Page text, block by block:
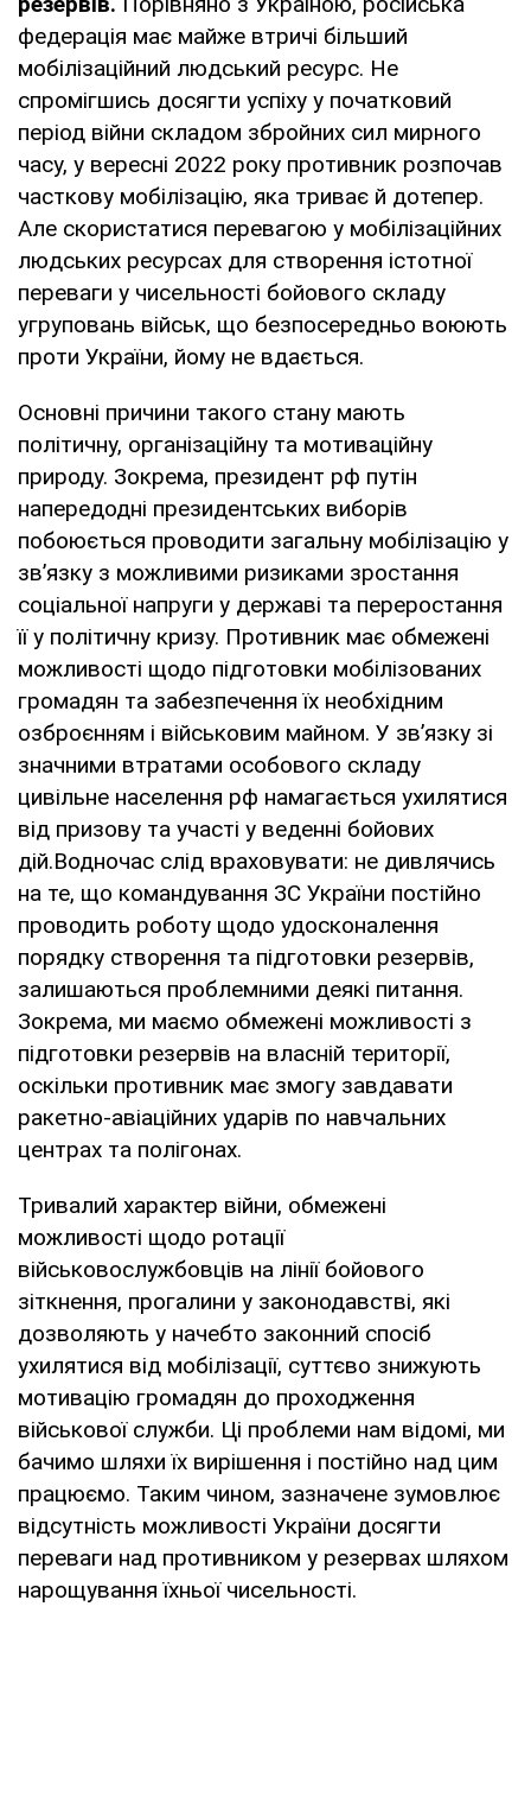
федерація має майже втричі більший
мобілізаційний людський ресурс. Не
спромігшись досягти успіху у початковий
період війни складом збройних сил мирного
часу, у вересні 2022 року противник розпочав
часткову мобілізацію, яка триває й дотепер.
Але скористатися перевагою у мобілізаційних
людських ресурсах для створення істотної
переваги у чисельності бойового складу
угруповань військ, що безпосередньо воюють
проти України, йому не вдається.
Основні причини такого стану мають
політичну, організаційну та мотиваційну
природу. Зокрема, президент рф путін
напередодні президентських виборів
побоюється проводити загальну мобілізацію у
зв’язку з можливими ризиками зростання
соціальної напруги у державі та переростання
її у політичну кризу. Противник має обмежені
можливості щодо підготовки мобілізованих
громадян та забезпечення їх необхідним
озброєнням і військовим майном. У зв’язку зі
значними втратами особового складу
цивільне населення рф намагається ухилятися
від призову та участі у веденні бойових
дій.Водночас слід враховувати: не дивлячись
на те, що командування ЗС України постійно
проводить роботу щодо удосконалення
порядку створення та підготовки резервів,
залишаються проблемними деякі питання.
Зокрема, ми маємо обмежені можливості з
підготовки резервів на власній території,
оскільки противник має змогу завдавати
ракетно-авіаційних ударів по навчальних
центрах та полігонах.
Тривалий характер війни, обмежені
можливості щодо ротації
військовослужбовців на лінії бойового
зіткнення, прогалини у законодавстві, які
дозволяють у начебто законний спосіб
ухилятися від мобілізації, суттєво знижують
мотивацію громадян до проходження
військової служби. Ці проблеми нам відомі, ми
бачимо шляхи їх вирішення і постійно над цим
працюємо. Таким чином, зазначене зумовлює
відсутність можливості України досягти
переваги над противником у резервах шляхом
нарощування їхньої чисельності.